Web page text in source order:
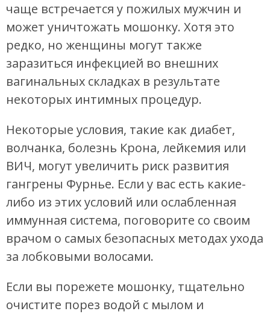
чаще встречается у пожилых мужчин и
может уничтожать мошонку. Хотя это
редко, но женщины могут также
заразиться инфекцией во внешних
вагинальных складках в результате
некоторых интимных процедур.
Некоторые условия, такие как диабет,
волчанка, болезнь Крона, лейкемия или
ВИЧ, могут увеличить риск развития
гангрены Фурнье. Если у вас есть какие-
либо из этих условий или ослабленная
иммунная система, поговорите со своим
врачом о самых безопасных методах ухода
за лобковыми волосами.
Если вы порежете мошонку, тщательно
очистите порез водой с мылом и